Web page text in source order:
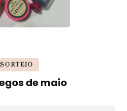
SORTEIO
de maio